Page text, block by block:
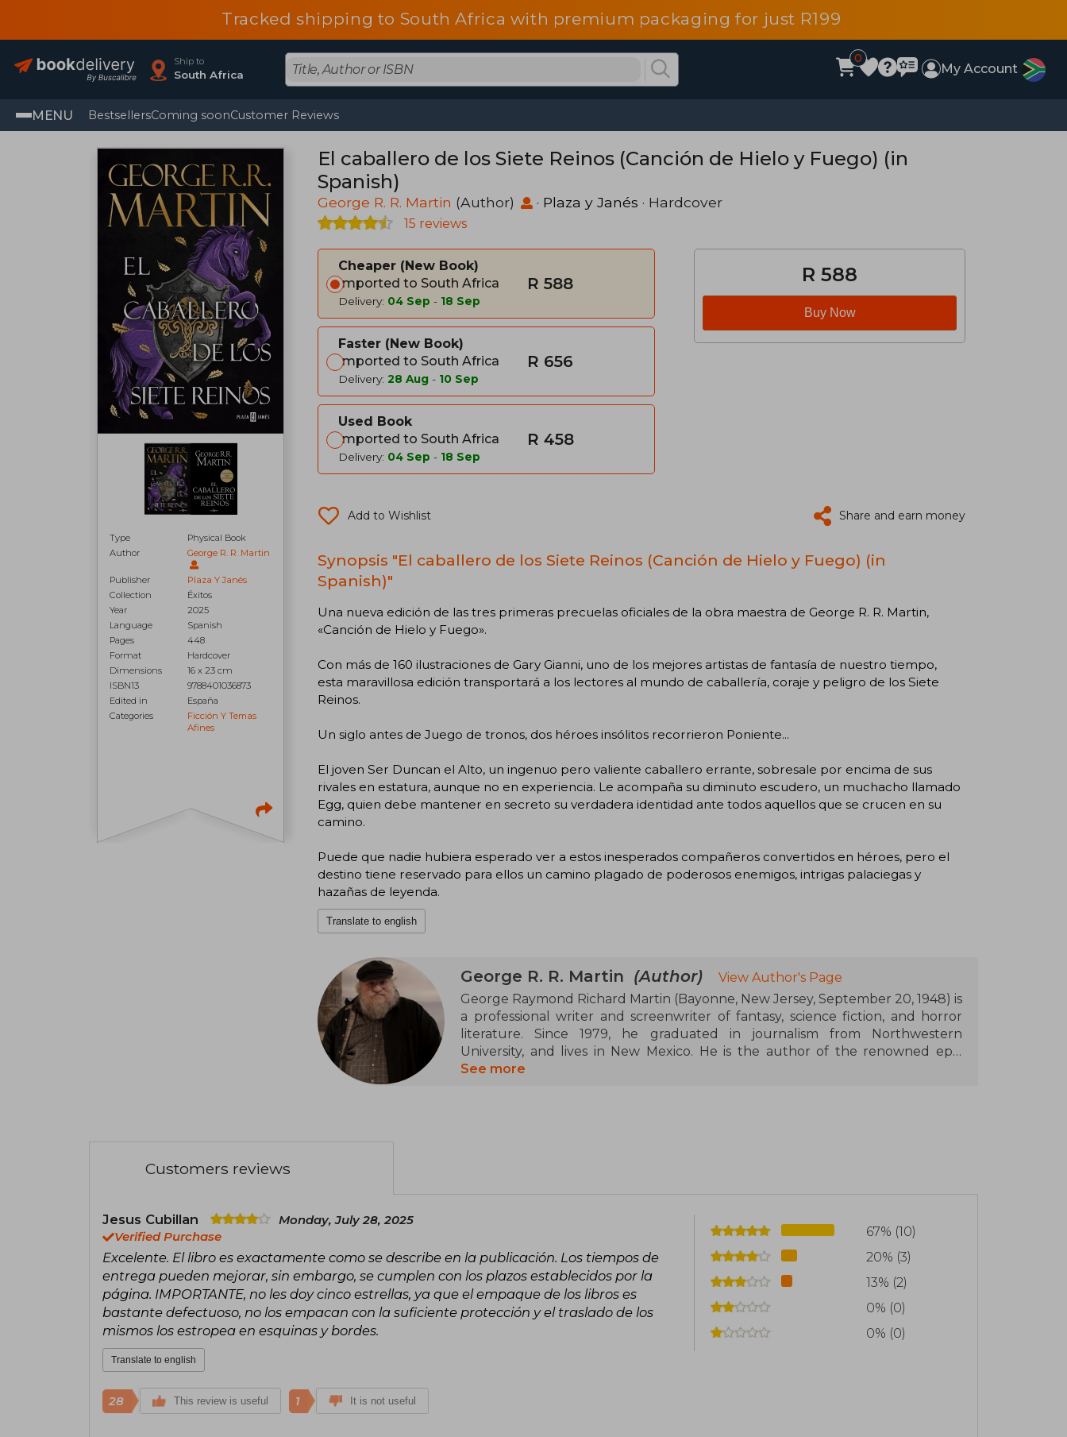
Tracked shipping to South Africa with premium packaging for just R199
Ship to
South Africa
0
My Account
MENU BestsellersComing soonCustomer Reviews
Type
Physical Book
Author
George R. R. Martin
Publisher
Plaza Y Janés
Collection
Éxitos
Year
2025
Language
Spanish
Pages
448
Format
Hardcover
Dimensions
16 x 23 cm
ISBN13
9788401036873
Edited in
España
Categories
Ficción Y Temas
Afines
El caballero de los Siete Reinos (Canción de Hielo y Fuego) (in
Spanish)
George R. R. Martin (Author) · Plaza y Janés · Hardcover
15 reviews
Cheaper
New Book
Imported to South Africa
Delivery: 04 Sep - 18 Sep
R 588
Faster
New Book
Imported to South Africa
Delivery: 28 Aug - 10 Sep
R 656
Used Book
Imported to South Africa
Delivery: 04 Sep - 18 Sep
R 458
R 588
Buy Now
Add to Wishlist Share and earn money
Synopsis "El caballero de los Siete Reinos (Canción de Hielo y Fuego) (in
Spanish)"
Una nueva edición de las tres primeras precuelas oficiales de la obra maestra de George R. R. Martin,
«Canción de Hielo y Fuego».
Con más de 160 ilustraciones de Gary Gianni, uno de los mejores artistas de fantasía de nuestro tiempo,
esta maravillosa edición transportará a los lectores al mundo de caballería, coraje y peligro de los Siete
Reinos.
Un siglo antes de Juego de tronos, dos héroes insólitos recorrieron Poniente...
El joven Ser Duncan el Alto, un ingenuo pero valiente caballero errante, sobresale por encima de sus
rivales en estatura, aunque no en experiencia. Le acompaña su diminuto escudero, un muchacho llamado
Egg, quien debe mantener en secreto su verdadera identidad ante todos aquellos que se crucen en su
camino.
Puede que nadie hubiera esperado ver a estos inesperados compañeros convertidos en héroes, pero el
destino tiene reservado para ellos un camino plagado de poderosos enemigos, intrigas palaciegas y
hazañas de leyenda.
Translate to english
George R. R. Martin (Author)
View Author's Page
George Raymond Richard Martin (Bayonne, New Jersey, September 20, 1948) is
a professional writer and screenwriter of fantasy, science fiction, and horror
literature. Since 1979, he graduated in journalism from Northwestern
University, and lives in New Mexico. He is the author of the renowned epic
fantasy series A Song of Ice and Fire, which has been adapted into the HBO
See more
Customers reviews
Jesus Cubillan
Monday, July 28, 2025
Verified Purchase
Excelente. El libro es exactamente como se describe en la publicación. Los tiempos de
entrega pueden mejorar, sin embargo, se cumplen con los plazos establecidos por la
página. IMPORTANTE, no les doy cinco estrellas, ya que el empaque de los libros es
bastante defectuoso, no los empacan con la suficiente protección y el traslado de los
mismos los estropea en esquinas y bordes.
Translate to english
28 This review is useful 1 It is not useful
67% (10)
20% (3)
13% (2)
0% (0)
0% (0)